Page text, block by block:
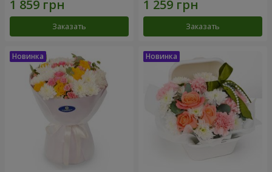
Заказать Заказать